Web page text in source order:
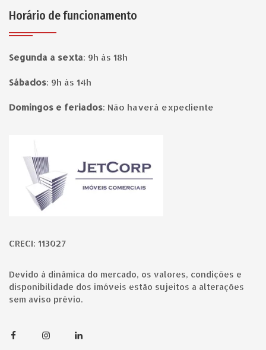
Horário de funcionamento
Segunda a sexta: 9h às 18h
Sábados: 9h às 14h
Domingos e feriados: Não haverá expediente
CRECI: 113027
Devido à dinâmica do mercado, os valores, condições e
disponibilidade dos imóveis estão sujeitos a alterações
sem aviso prévio.
FacebookInstagramLinkedin